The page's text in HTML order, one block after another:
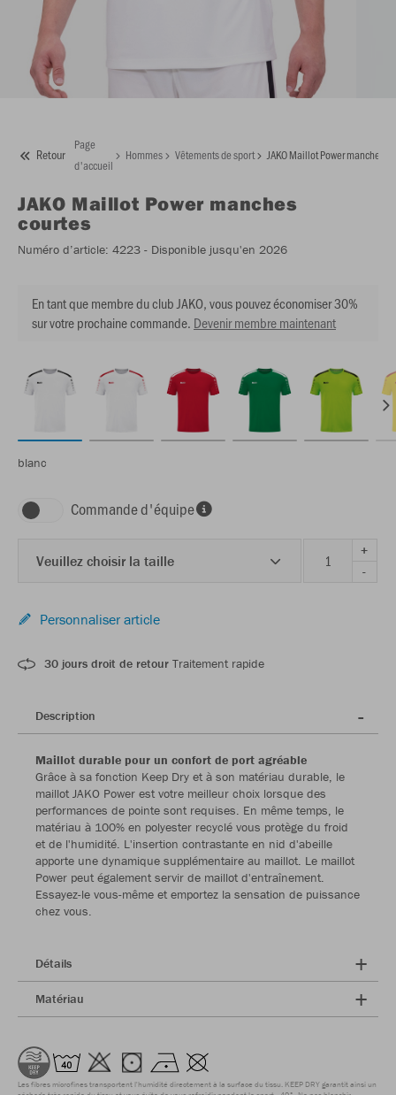
Retour
Page
d'accueil
Hommes Vêtements de sport JAKO Maillot Power manches
JAKO Maillot Power manches
courtes
Numéro d’article: 4223 - Disponible jusqu'en 2026
En tant que membre du club JAKO, vous pouvez économiser 30%
sur votre prochaine commande. Devenir membre maintenant
blanc
Commande d'équipe
Veuillez choisir la taille
+
-
Personnaliser article
30 jours droit de retour Traitement rapide
Description
Maillot durable pour un confort de port agréable
Grâce à sa fonction Keep Dry et à son matériau durable, le
maillot JAKO Power est votre meilleur choix lorsque des
performances de pointe sont requises. En même temps, le
matériau à 100% en polyester recyclé vous protège du froid
et de l'humidité. L'insertion contrastante en nid d'abeille
apporte une dynamique supplémentaire au maillot. Le maillot
Power peut également servir de maillot d'entraînement.
Essayez-le vous-même et emportez la sensation de puissance
chez vous.
Détails
Matériau
Les fibres microfines transportent l'humidité directement à la surface du tissu. KEEP DRY garantit ainsi un